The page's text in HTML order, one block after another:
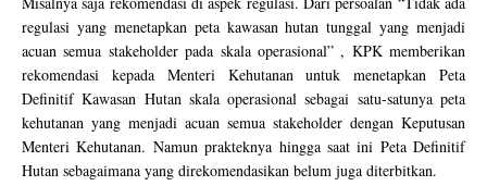
regulasi yang menetapkan peta kawasan hutan tunggal yang menjadi
acuan semua stakeholder pada skala operasional” , KPK memberikan
rekomendasi kepada Menteri Kehutanan untuk menetapkan Peta
Definitif Kawasan Hutan skala operasional sebagai satu-satunya peta
kehutanan yang menjadi acuan semua stakeholder dengan Keputusan
Menteri Kehutanan. Namun prakteknya hingga saat ini Peta Definitif
Hutan sebagaimana yang direkomendasikan belum juga diterbitkan.